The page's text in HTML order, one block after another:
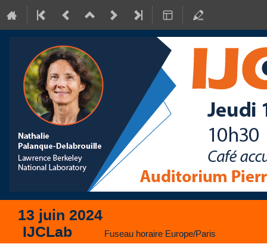
13 juin 2024
IJCLab Fuseau horaire Europe/Paris